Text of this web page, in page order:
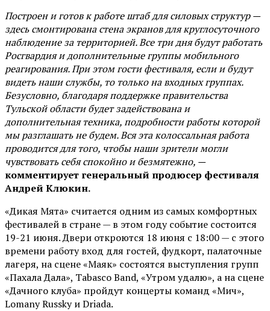
Построен и готов к работе штаб для силовых структур —
здесь смонтирована стена экранов для круглосуточного
наблюдение за территорией. Все три дня будут работать
Росгвардия и дополнительные группы мобильного
реагирования. При этом гости фестиваля, если и будут
видеть наши службы, то только на входных группах.
Безусловно, благодаря поддержке правительства
Тульской области будет задействована и
дополнительная техника, подробности работы которой
мы разглашать не будем. Вся эта колоссальная работа
проводится для того, чтобы наши зрители могли
чувствовать себя спокойно и безмятежно, —
комментирует генеральный продюсер фестиваля
Андрей Клюкин.
«Дикая Мята» считается одним из самых комфортных
фестивалей в стране — в этом году событие состоится
19-21 июня. Двери откроются 18 июня с 18:00 — с этого
времени работу вход для гостей, фудкорт, палаточные
лагеря, на сцене «Маяк» состоятся выступления групп
«Пахала Дала», Tabasco Band, «Утром удалю», а на сцене
«Дачного клуба» пройдут концерты команд «Мич»,
Lomany Russky и Driada.